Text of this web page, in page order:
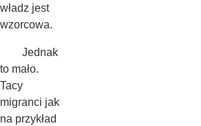
władz jest
wzorcowa.
Jednak
to mało.
Tacy
migranci jak
na przykład